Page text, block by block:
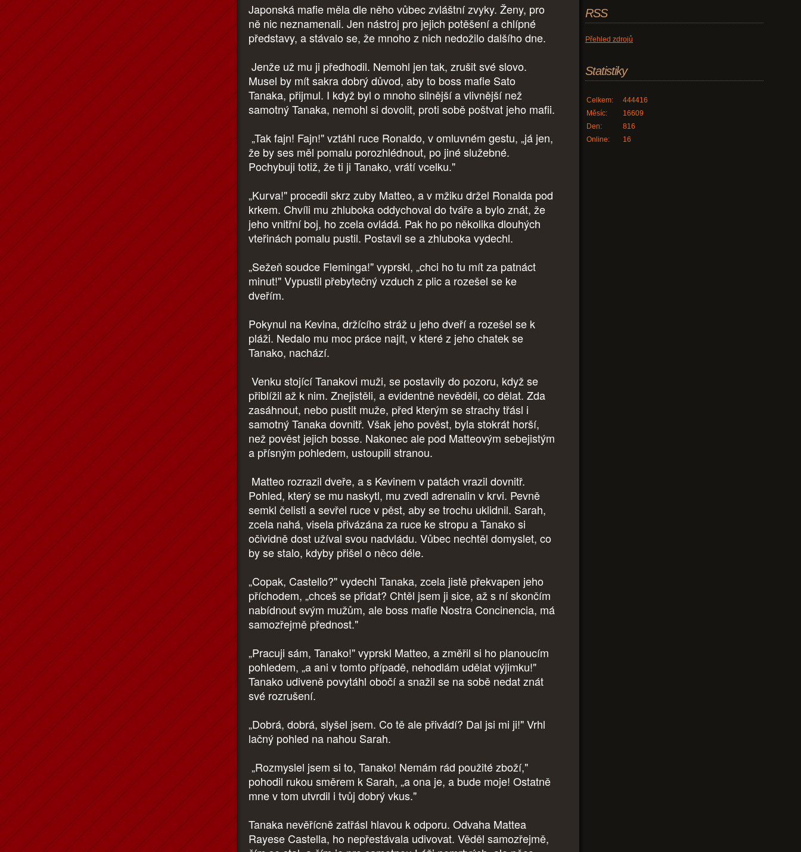
Japonská mafie měla dle něho vůbec zvláštní zvyky. Ženy, pro
ně nic neznamenali. Jen nástroj pro jejich potěšení a chlípné
představy, a stávalo se, že mnoho z nich nedožilo dalšího dne.
Jenže už mu ji předhodil. Nemohl jen tak, zrušit své slovo.
Musel by mít sakra dobrý důvod, aby to boss mafie Sato
Tanaka, přijmul. I když byl o mnoho silnější a vlivnější než
samotný Tanaka, nemohl si dovolit, proti sobě poštvat jeho mafii.
„Tak fajn! Fajn!" vztáhl ruce Ronaldo, v omluvném gestu, „já jen,
že by ses měl pomalu porozhlédnout, po jiné služebné.
Pochybuji totiž, že ti ji Tanako, vrátí vcelku."
„Kurva!" procedil skrz zuby Matteo, a v mžiku držel Ronalda pod
krkem. Chvíli mu zhluboka oddychoval do tváře a bylo znát, že
jeho vnitřní boj, ho zcela ovládá. Pak ho po několika dlouhých
vteřinách pomalu pustil. Postavil se a zhluboka vydechl.
„Sežeň soudce Fleminga!" vyprskl, „chci ho tu mít za patnáct
minut!" Vypustil přebytečný vzduch z plic a rozešel se ke
dveřím.
Pokynul na Kevina, držícího stráž u jeho dveří a rozešel se k
pláži. Nedalo mu moc práce najít, v které z jeho chatek se
Tanako, nachází.
Venku stojící Tanakovi muži, se postavily do pozoru, když se
přiblížil až k nim. Znejistěli, a evidentně nevěděli, co dělat. Zda
zasáhnout, nebo pustit muže, před kterým se strachy třásl i
samotný Tanaka dovnitř. Však jeho pověst, byla stokrát horší,
než pověst jejich bosse. Nakonec ale pod Matteovým sebejistým
a přísným pohledem, ustoupili stranou.
Matteo rozrazil dveře, a s Kevinem v patách vrazil dovnitř.
Pohled, který se mu naskytl, mu zvedl adrenalin v krvi. Pevně
semkl čelisti a sevřel ruce v pěst, aby se trochu uklidnil. Sarah,
zcela nahá, visela přivázána za ruce ke stropu a Tanako si
očividně dost užíval svou nadvládu. Vůbec nechtěl domyslet, co
by se stalo, kdyby přišel o něco déle.
„Copak, Castello?" vydechl Tanaka, zcela jistě překvapen jeho
příchodem, „chceš se přidat? Chtěl jsem ji sice, až s ní skončím
nabídnout svým mužům, ale boss mafie Nostra Concinencia, má
samozřejmě přednost."
„Pracuji sám, Tanako!" vyprskl Matteo, a změřil si ho planoucím
pohledem, „a ani v tomto případě, nehodlám udělat výjimku!"
Tanako udiveně povytáhl obočí a snažil se na sobě nedat znát
své rozrušení.
„Dobrá, dobrá, slyšel jsem. Co tě ale přivádí? Dal jsi mi ji!" Vrhl
lačný pohled na nahou Sarah.
„Rozmyslel jsem si to, Tanako! Nemám rád použité zboží,"
pohodil rukou směrem k Sarah, „a ona je, a bude moje! Ostatně
mne v tom utvrdil i tvůj dobrý vkus."
Tanaka nevěřícně zatřásl hlavou k odporu. Odvaha Mattea
Rayese Castella, ho nepřestávala udivovat. Věděl samozřejmě,
RSS
Přehled zdrojů
Statistiky
Online: 16
Celkem:
444416
Měsíc:
16609
Den:
816